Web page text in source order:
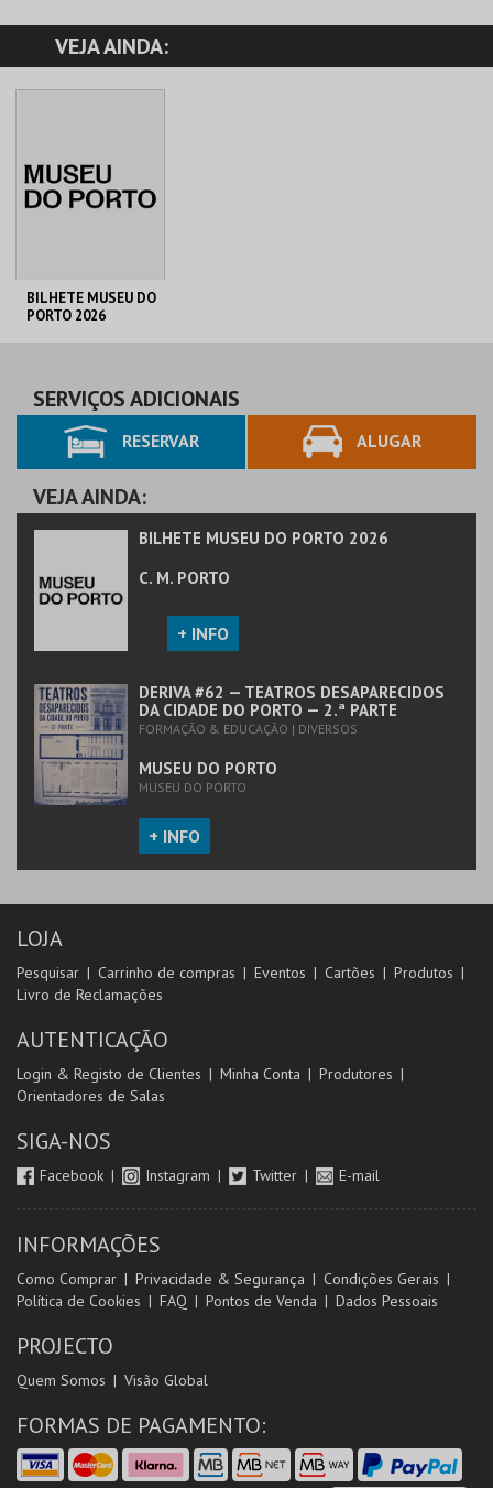
VEJA AINDA:
BILHETE MUSEU DO
PORTO 2026
AQUISIÇÃO
MAIS INFO
COMPRAR
SERVIÇOS ADICIONAIS
RESERVAR ALUGAR
VEJA AINDA:
BILHETE MUSEU DO PORTO 2026
C. M. PORTO
+ INFO
DERIVA #62 — TEATROS DESAPARECIDOS
DA CIDADE DO PORTO — 2.ª PARTE
FORMAÇÃO & EDUCAÇÃO | DIVERSOS
MUSEU DO PORTO
MUSEU DO PORTO
+ INFO
LOJA
Pesquisar Carrinho de compras Eventos Cartões
Produtos
Livro de Reclamações
AUTENTICAÇÃO
Login & Registo de Clientes Minha Conta
Produtores
Orientadores de Salas
SIGA-NOS
Facebook Instagram Twitter E-mail
INFORMAÇÕES
Como Comprar Privacidade & Segurança
Condições Gerais
Política de Cookies
FAQ Pontos de Venda Dados Pessoais
PROJECTO
Quem Somos Visão Global
FORMAS DE PAGAMENTO: